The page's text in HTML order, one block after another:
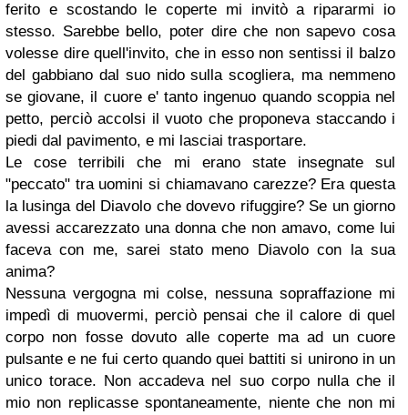
ferito e scostando le coperte mi invitò a ripararmi io
stesso. Sarebbe bello, poter dire che non sapevo cosa
volesse dire quell'invito, che in esso non sentissi il balzo
del gabbiano dal suo nido sulla scogliera, ma nemmeno
se giovane, il cuore e' tanto ingenuo quando scoppia nel
petto, perciò accolsi il vuoto che proponeva staccando i
piedi dal pavimento, e mi lasciai trasportare.
Le cose terribili che mi erano state insegnate sul
"peccato" tra uomini si chiamavano carezze? Era questa
la lusinga del Diavolo che dovevo rifuggire? Se un giorno
avessi accarezzato una donna che non amavo, come lui
faceva con me, sarei stato meno Diavolo con la sua
anima?
Nessuna vergogna mi colse, nessuna sopraffazione mi
impedì di muovermi, perciò pensai che il calore di quel
corpo non fosse dovuto alle coperte ma ad un cuore
pulsante e ne fui certo quando quei battiti si unirono in un
unico torace. Non accadeva nel suo corpo nulla che il
mio non replicasse spontaneamente, niente che non mi